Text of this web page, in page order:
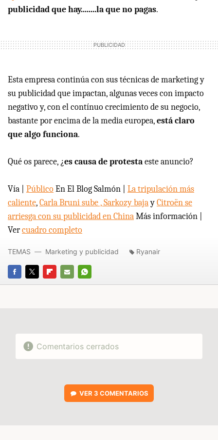
publicidad que hay........la que no pagas.
Esta empresa continúa con sus técnicas de marketing y
su publicidad que impactan, algunas veces con impacto
negativo y, con el contínuo crecimiento de su negocio,
bastante por encima de la media europea,está claro
que algo funciona.
Qué os parece, ¿es causa de protestaeste anuncio?
Vía | PúblicoEn El Blog Salmón | La tripulación más
caliente,Carla Bruni sube , Sarkozy bajayCitroën se
arriesga con su publicidad en ChinaMás información |
Vercuadro completo
FACEBOOK
TWITTERFLIPBOARD
E-
WHATSAPP
TEMAS Marketing y publicidad Ryanair
Comentarios cerrados
VER 3 COMENTARIOS